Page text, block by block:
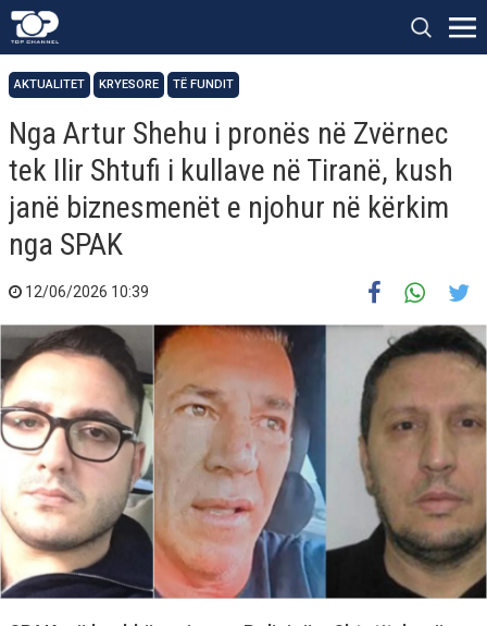
AKTUALITET KRYESORE TË FUNDIT
Nga Artur Shehu i pronës në Zvërnec
tek Ilir Shtufi i kullave në Tiranë, kush
janë biznesmenët e njohur në kërkim
nga SPAK
12/06/2026 10:39